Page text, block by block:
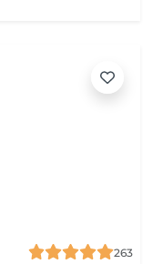
263